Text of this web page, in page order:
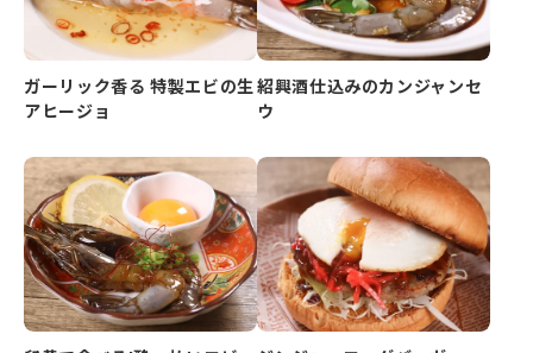
ガーリック香る 特製エビの生
アヒージョ
紹興酒仕込みのカンジャンセ
ウ